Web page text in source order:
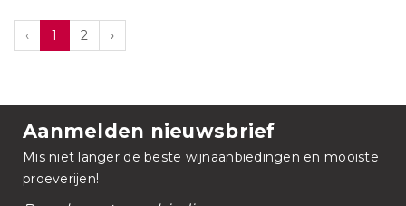
‹ 1 2 ›
Aanmelden nieuwsbrief
Mis niet langer de beste wijnaanbiedingen en mooiste
proeverijen!